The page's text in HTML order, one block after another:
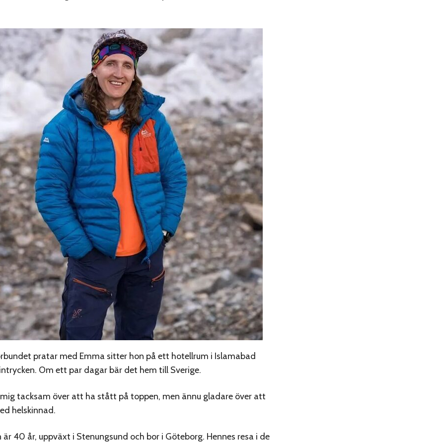
pratar med Emma sitter hon på ett hotellrum i Islamabad
Om ett par dagar bär det hem till Sverige.
mig tacksam över att ha stått på toppen, men ännu gladare över att
helskinnad.
är 40 år, uppväxt i Stenungsund och bor i Göteborg. Hennes resa i de